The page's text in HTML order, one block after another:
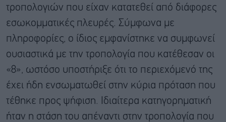
τροπολογιών που είχαν κατατεθεί από διάφορες
εσωκομματικές πλευρές. Σύμφωνα με
πληροφορίες, ο ίδιος εμφανίστηκε να συμφωνεί
ουσιαστικά με την τροπολογία που κατέθεσαν οι
«8», ωστόσο υποστήριξε ότι το περιεχόμενό της
έχει ήδη ενσωματωθεί στην κύρια πρόταση που
τέθηκε προς ψήφιση. Ιδιαίτερα κατηγορηματική
ήταν η στάση του απέναντι στην τροπολογία που